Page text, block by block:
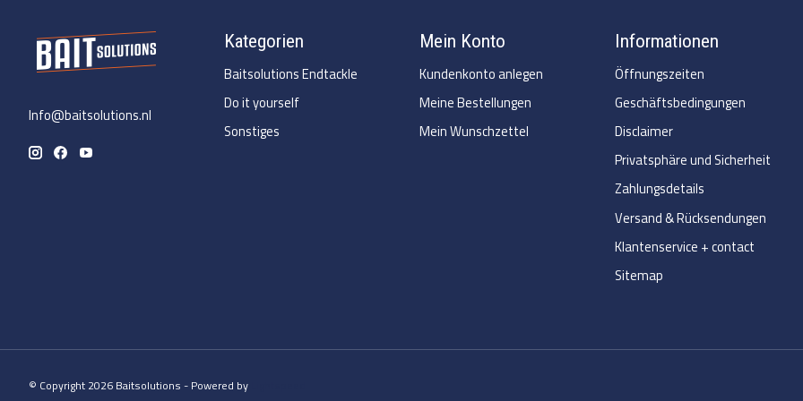
Info@baitsolutions.nl
Kategorien
Baitsolutions Endtackle
Do it yourself
Sonstiges
Mein Konto
Kundenkonto anlegen
Meine Bestellungen
Mein Wunschzettel
Informationen
Öffnungszeiten
Geschäftsbedingungen
Disclaimer
Privatsphäre und Sicherheit
Zahlungsdetails
Versand & Rücksendungen
Klantenservice + contact
Sitemap
© Copyright 2026 Baitsolutions - Powered by